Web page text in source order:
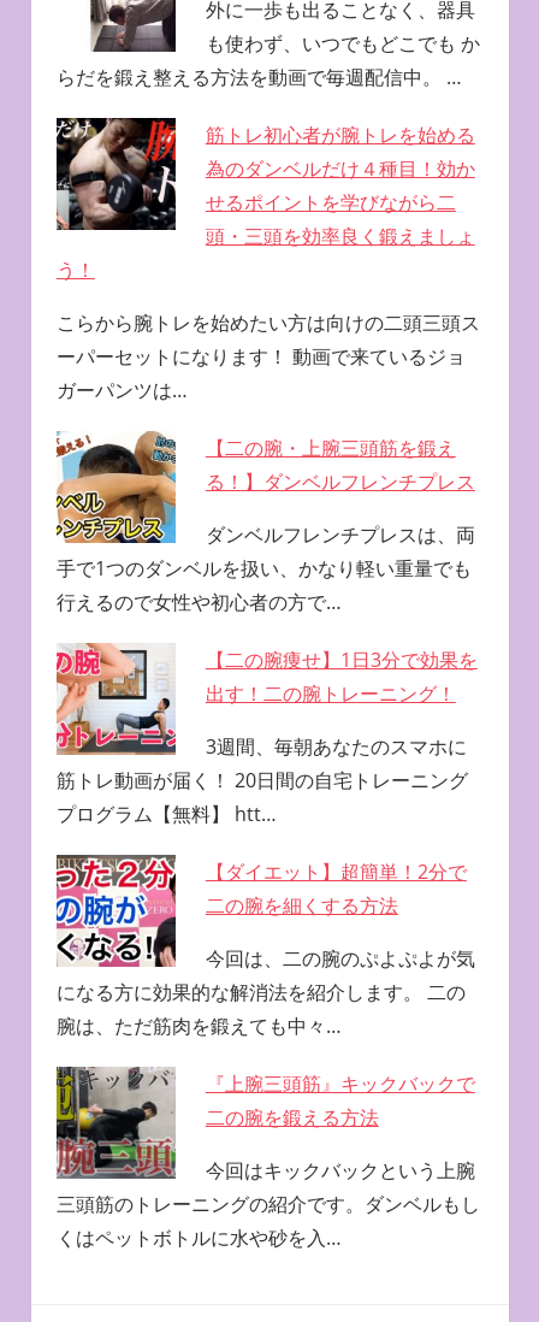
外に一歩も出ることなく、器具
も使わず、いつでもどこでも か
らだを鍛え整える方法を動画で毎週配信中。 …
筋トレ初心者が腕トレを始める
為のダンベルだけ４種目！効か
せるポイントを学びながら二
頭・三頭を効率良く鍛えましょ
う！
こらから腕トレを始めたい方は向けの二頭三頭ス
ーパーセットになります！ 動画で来ているジョ
ガーパンツは…
【二の腕・上腕三頭筋を鍛え
る！】ダンベルフレンチプレス
ダンベルフレンチプレスは、両
手で1つのダンベルを扱い、かなり軽い重量でも
行えるので女性や初心者の方で…
【二の腕痩せ】1日3分で効果を
出す！二の腕トレーニング！
3週間、毎朝あなたのスマホに
筋トレ動画が届く！ 20日間の自宅トレーニング
プログラム【無料】 htt…
【ダイエット】超簡単！2分で
二の腕を細くする方法
今回は、二の腕のぷよぷよが気
になる方に効果的な解消法を紹介します。 二の
腕は、ただ筋肉を鍛えても中々…
『上腕三頭筋』キックバックで
二の腕を鍛える方法
今回はキックバックという上腕
三頭筋のトレーニングの紹介です。ダンベルもし
くはペットボトルに水や砂を入…